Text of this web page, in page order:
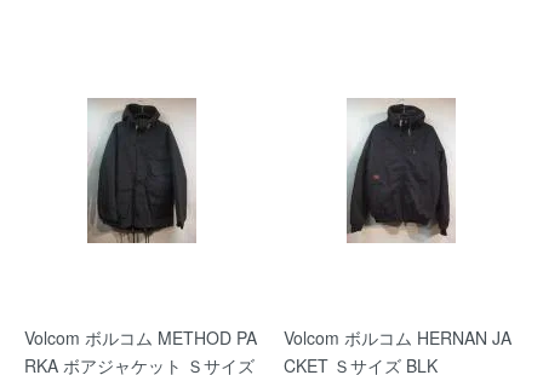
Volcom ボルコム METHOD PA
RKA ボアジャケット Ｓサイズ
Volcom ボルコム HERNAN JA
CKET Ｓサイズ BLK